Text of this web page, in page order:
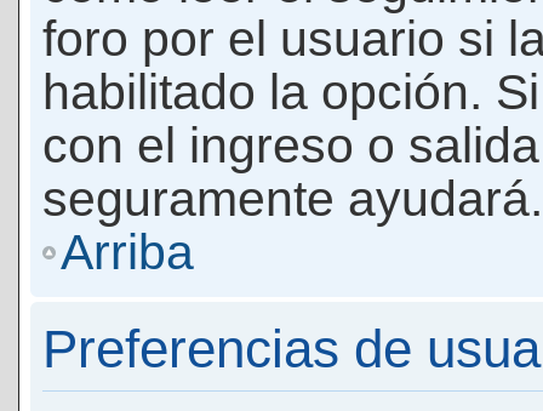
foro por el usuario si
habilitado la opción.
con el ingreso o
seguramente ayudará.
Arriba
Preferencias de